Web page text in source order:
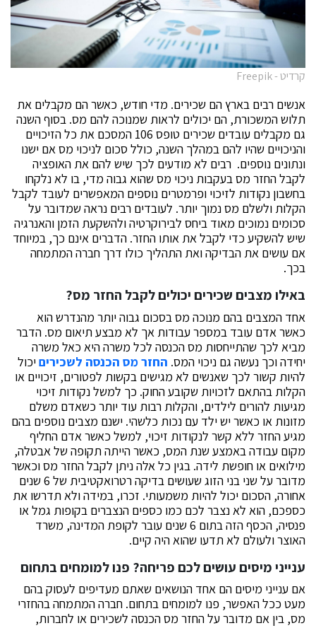
קרדיט - Freepik
אנשים רבים בארץ הם שכירים. מדי חודש, כאשר הם מקבלים את
תלוש המשכורת, הם יכולים לראות שמנוכה להם מס. בסוף השנה
גם מקבלים עובדים שכירים טופס 106 המסכם את כל הזיכויים
והניכויים שהיו להם במהלך השנה, כולל סכום לניכוי מס אם ישנו
ונתונים נוספים. רבים לא מודעים לכך שיש להם את האופציה
לקבל החזר מס בעקבות ניכוי מס שהוא גבוה מדי, בו לא נלקחו
בחשבון נקודות לזיכוי ופרמטרים נוספים המאפשרים לעובד לקבל
הקלות ולשלם מס נמוך יותר. לעובדים רבים נראה שמדובר על
סכומים נמוכים מאוד ביחס לבירוקרטיה ולהשקעת הזמן והאנרגיה
שיש להשקיע כדי לקבל את אותו החזר. הדברים אינם כך, במיוחד
אם עושים את הבדיקה ואת התהליך כולו דרך חברה המתמחה
בכך.
באילו מצבים שכירים יכולים לקבל החזר מס?
אחד המצבים בהם מנוכה מס בסכום גבוה יותר מהנדרש הוא
כאשר אדם עובד במספר עבודות אך לא מבצע תיאום מס. הדבר
מביא לכך שהתייחסות מס הכנסה לכל משרה היא כאל משרה
יחידה וכך נעשה גם ניכוי המס. החזר מס הכנסה לשכיריםיכול
להיות קשור לכך שאנשים לא מגישים בקשות לפטורים, זיכויים או
הקלות בהתאם לזכויות שקובע החוק. כך למשל נקודות זיכוי
מגיעות להורים לילדים, והקלות רבות עוד יותר כשאדם משלם
מזונות או כאשר יש ילד עם נכות כלשהי. ישנם מצבים נוספים בהם
מגיע החזר ללא קשר לנקודות זיכוי, למשל כאשר אדם החליף
מקום עבודה באמצע שנת המס, כאשר הייתה תקופה של אבטלה,
מילואים או חופשת לידה. בגין כל אלה ניתן לקבל החזר מס וכאשר
מדובר על שני בני הזוג שעושים בדיקה רטרואקטיבית של 6 שנים
אחורה, הסכום יכול להיות משמעותי. זכרו, במידה ולא תדרשו את
כספכם, הוא לא נצבר לכם כמו כספים הנצברים בקופות גמל או
פנסיה, הכסף הזה בתום 6 שנים עובר לקופת המדינה, משרד
האוצר ולעולם לא תדעו שהוא היה קיים.
ענייני מיסים עושים לכם פריחה? פנו למומחים בתחום
אם ענייני מיסים הם אחד הנושאים שאתם מעדיפים לעסוק בהם
מעט ככל האפשר, פנו למומחים בתחום. חברה המתמחה בהחזרי
מס, בין אם מדובר על החזר מס הכנסה לשכירים או לחברות,